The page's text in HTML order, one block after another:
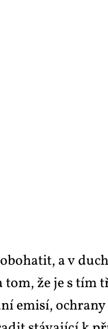
a v
že je s tím
emi­sí,